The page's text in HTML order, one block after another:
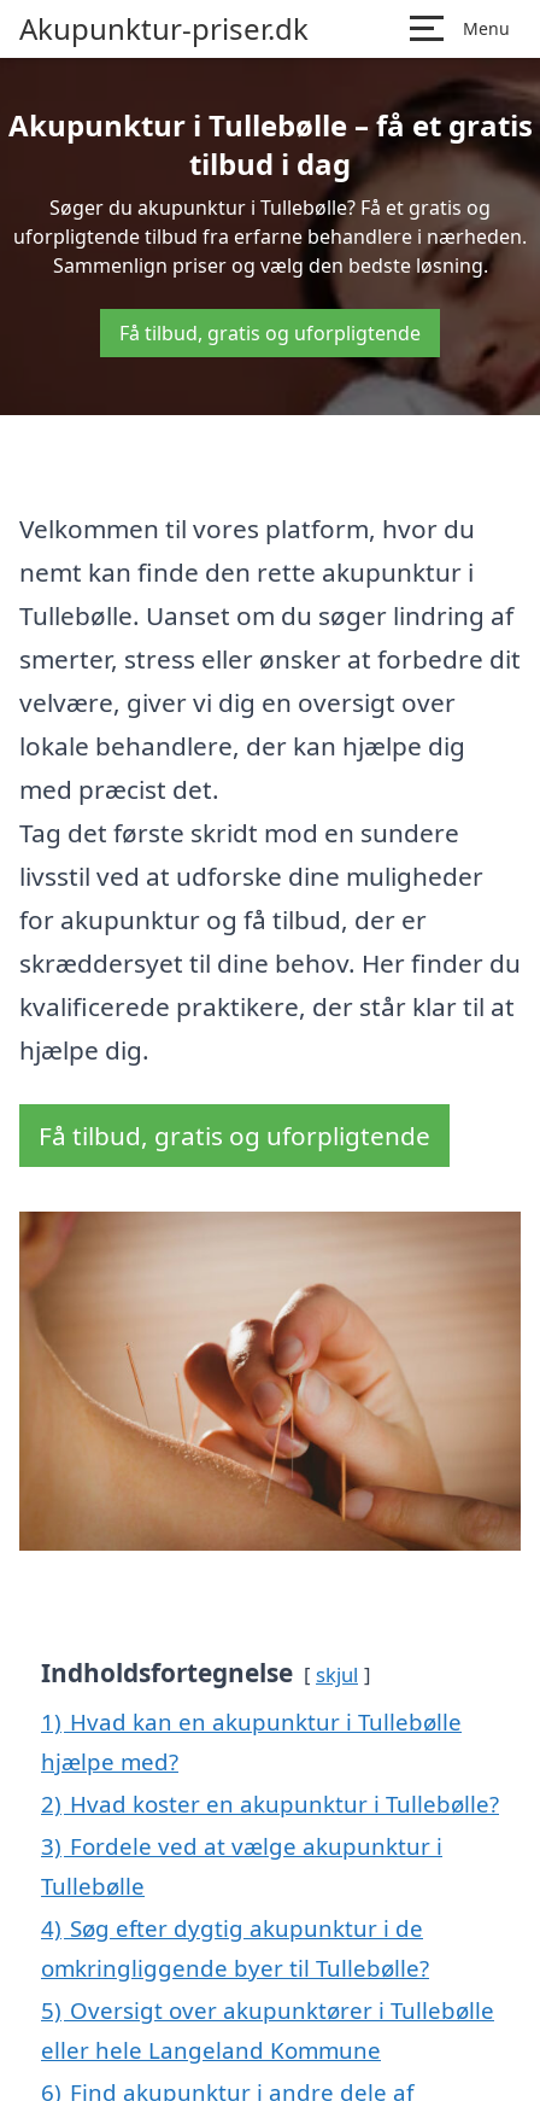
Akupunktur-priser.dk Menu
Akupunktur i Tullebølle – få et gratis
tilbud i dag
Søger du akupunktur i Tullebølle? Få et gratis og
uforpligtende tilbud fra erfarne behandlere i nærheden.
Sammenlign priser og vælg den bedste løsning.
Få tilbud, gratis og uforpligtende
Velkommen til vores platform, hvor du
nemt kan finde den rette akupunktur i
Tullebølle. Uanset om du søger lindring af
smerter, stress eller ønsker at forbedre dit
velvære, giver vi dig en oversigt over
lokale behandlere, der kan hjælpe dig
med præcist det.
Tag det første skridt mod en sundere
livsstil ved at udforske dine muligheder
for akupunktur og få tilbud, der er
skræddersyet til dine behov. Her finder du
kvalificerede praktikere, der står klar til at
hjælpe dig.
Få tilbud, gratis og uforpligtende
Indholdsfortegnelse skjul
1) Hvad kan en akupunktur i Tullebølle
hjælpe med?
2) Hvad koster en akupunktur i Tullebølle?
3) Fordele ved at vælge akupunktur i
Tullebølle
4) Søg efter dygtig akupunktur i de
omkringliggende byer til Tullebølle?
5) Oversigt over akupunktører i Tullebølle
eller hele Langeland Kommune
6) Find akupunktur i andre dele af